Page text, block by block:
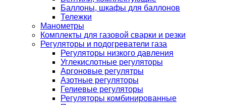
Баллоны, шкафы для баллонов
Тележки
Манометры
Комплекты для газовой сварки и резки
Регуляторы и подогреватели газа
Регуляторы низкого давления
Углекислотные регуляторы
Аргоновые регулятры
Азотные регуляторы
Гелиевые регуляторы
Регуляторы комбинированные